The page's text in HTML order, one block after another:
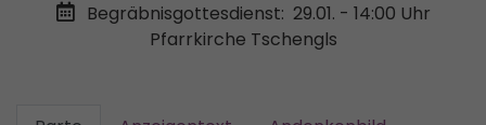
Begräbnisgottesdienst: 29.01. - 14:00 Uhr
Pfarrkirche Tschengls